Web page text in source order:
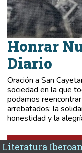
Honrar
Diario
Oración a San
sociedad en la que
podamos
arrebatados: la
honestidad y la
Literatura